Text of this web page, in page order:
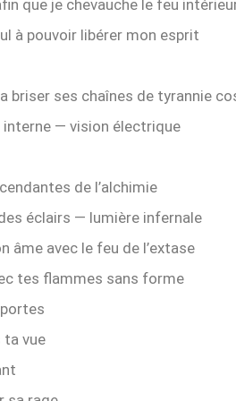
que je chevauche le feu
à pouvoir libérer mon esprit
briser ses chaînes de tyrannie
— vision électrique
de l’alchimie
éclairs — lumière infernale
âme avec le feu de l’extase
tes flammes sans forme
ta vue